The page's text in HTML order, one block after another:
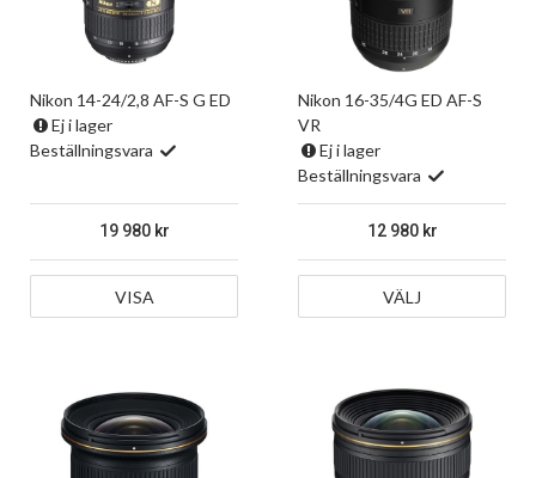
Nikon 14-24/2,8 AF-S G ED
Ej i lager
Beställningsvara
19 980
VISA
Nikon 16-35/4G ED AF-S
VR
Ej i lager
Beställningsvara
12 980
VÄLJ